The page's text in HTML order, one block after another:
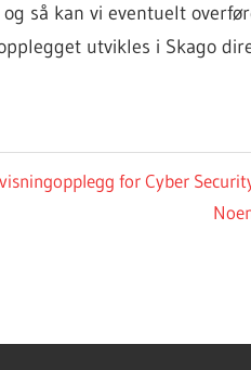
så kan vi eventuelt
utvikles i Skago
for Cyber